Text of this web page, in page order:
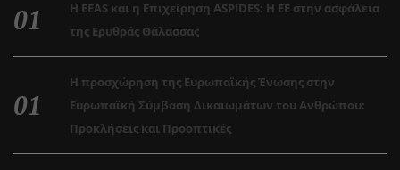
Η EEAS και η Επιχείρηση ASPIDES: Η ΕΕ στην ασφάλεια
της Ερυθράς Θάλασσας
Η προσχώρηση της Ευρωπαϊκής Ένωσης στην
Ευρωπαϊκή Σύμβαση Δικαιωμάτων του Ανθρώπου:
Προκλήσεις και Προοπτικές